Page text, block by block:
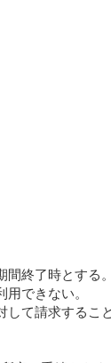
終了時とする。
できない。
て請求するこ